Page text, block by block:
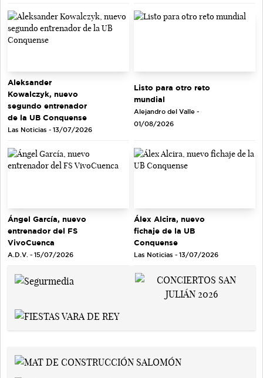
Aleksander
Kowalczyk, nuevo
segundo entrenador
de la UB Conquense
Las Noticias - 13/07/2026
Listo para otro reto
mundial
Alejandro del Valle -
01/08/2026
Ángel García, nuevo
entrenador del FS
VivoCuenca
A.D.V. - 15/07/2026
Álex Alcira, nuevo
fichaje de la UB
Conquense
Las Noticias - 13/07/2026